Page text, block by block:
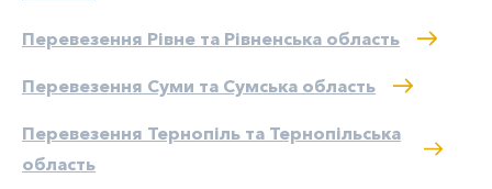
Перевезення Рівне та Рівненська область
Перевезення Суми та Сумська область
Перевезення Тернопіль та Тернопільська
область